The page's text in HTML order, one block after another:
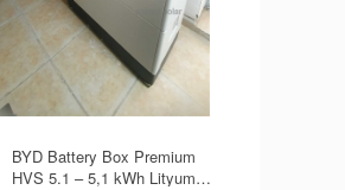
BYD Battery Box Premium
HVS 5.1 – 5,1 kWh Lityum